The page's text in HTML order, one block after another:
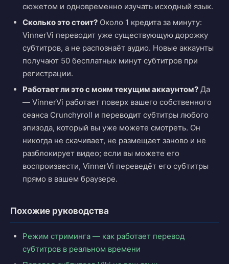
сюжетом и одновременно изучать исходный язык.
Сколько это стоит? Около 1 кредита за минуту:
VinnerVi переводит уже существующую дорожку
субтитров, а не распознаёт аудио. Новые аккаунты
получают 50 бесплатных минут субтитров при
регистрации.
Работает ли это с моим текущим аккаунтом? Да
— VinnerVi работает поверх вашего собственного
сеанса Crunchyroll и переводит субтитры любого
эпизода, который вы уже можете смотреть. Он
никогда не скачивает, не размещает заново и не
разблокирует видео; если вы можете его
воспроизвести, VinnerVi переведёт его субтитры
прямо в вашем браузере.
Похожие руководства
Режим стриминга — как работает перевод
субтитров в реальном времени